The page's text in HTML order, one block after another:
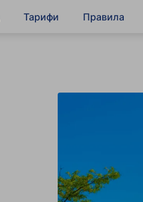
Тарифи Правила